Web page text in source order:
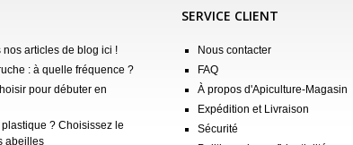
nos articles de blog ici !
: à quelle fréquence ?
pour débuter en
? Choisissez le
abeilles
SERVICE CLIENT
Nous contacter
FAQ
À propos d'Apiculture-Magasin
Expédition et Livraison
Sécurité